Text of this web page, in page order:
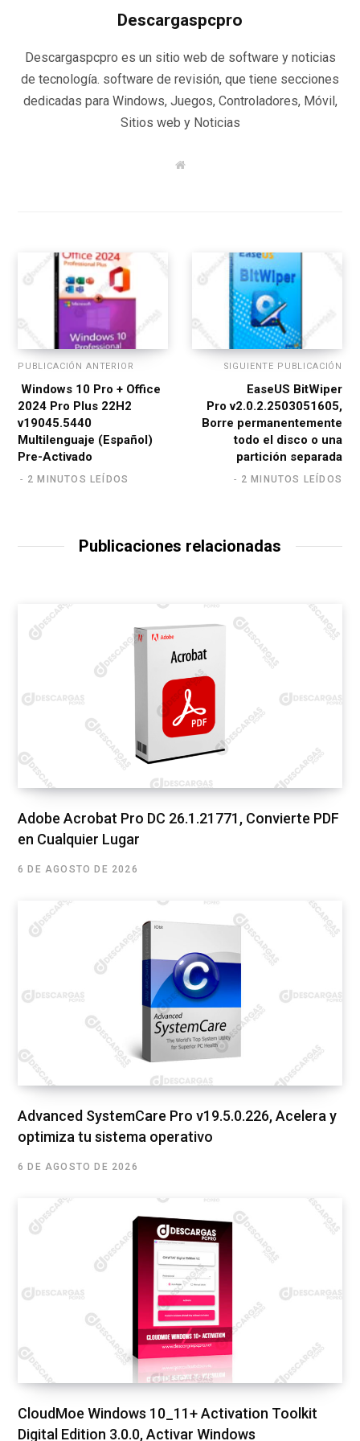
Descargaspcpro
Descargaspcpro es un sitio web de software y noticias
de tecnología. software de revisión, que tiene secciones
dedicadas para Windows, Juegos, Controladores, Móvil,
Sitios web y Noticias
W
PUBLICACIÓN ANTERIOR
Windows 10 Pro + Office
2024 Pro Plus 22H2
v19045.5440
Multilenguaje (Español)
Pre-Activado
2 MINUTOS LEÍDOS
SIGUIENTE PUBLICACIÓN
EaseUS BitWiper
Pro v2.0.2.2503051605,
Borre permanentemente
todo el disco o una
partición separada
2 MINUTOS LEÍDOS
Publicaciones relacionadas
Adobe Acrobat Pro DC 26.1.21771, Convierte PDF
en Cualquier Lugar
6 DE AGOSTO DE 2026
Advanced SystemCare Pro v19.5.0.226, Acelera y
optimiza tu sistema operativo
6 DE AGOSTO DE 2026
CloudMoe Windows 10_11+ Activation Toolkit
Digital Edition 3.0.0, Activar Windows